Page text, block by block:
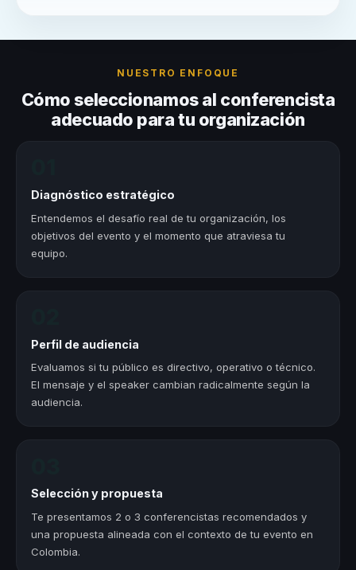
NUESTRO ENFOQUE
Cómo seleccionamos al conferencista
adecuado para tu organización
Diagnóstico estratégico
Entendemos el desafío real de tu organización, los
objetivos del evento y el momento que atraviesa tu
equipo.
Perfil de audiencia
Evaluamos si tu público es directivo, operativo o técnico.
El mensaje y el speaker cambian radicalmente según la
audiencia.
Selección y propuesta
Te presentamos 2 o 3 conferencistas recomendados y
una propuesta alineada con el contexto de tu evento en
Colombia.